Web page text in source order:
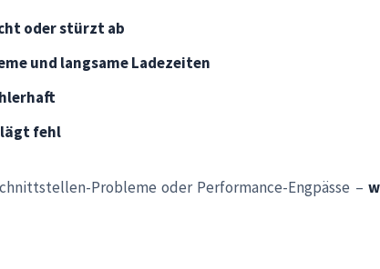
oder stürzt ab
und langsame Ladezeiten
fehl
Probleme oder Performance-Engpässe –